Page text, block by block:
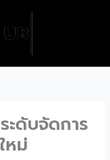
ดับจัดการ
หม่